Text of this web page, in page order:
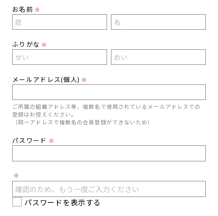
お名前 ※
ふりがな ※
メールアドレス(個人) ※
ご所属の組織アドレス等、複数名で使用されているメールアドレスでの
登録はお控えください。
（同一アドレスで複数名の会員登録ができないため）
パスワード ※
※
パスワードを表示する